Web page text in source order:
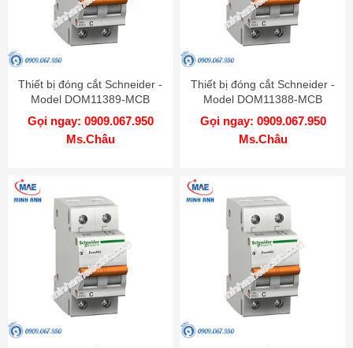
Thiết bị đóng cắt Schneider -
Model DOM11389-MCB
Gọi ngay: 0909.067.950
Ms.Châu
Thiết bị đóng cắt Schneider -
Model DOM11388-MCB
Gọi ngay: 0909.067.950
Ms.Châu